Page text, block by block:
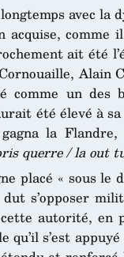
avec la
comme
ait été
Alain
comme un des
été élevé à
la
querre / la out
placé « sous
s’opposer
autorité, en
s’est